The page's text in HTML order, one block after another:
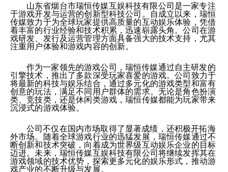
山东省烟台市瑞恒传媒互娱科技有限公司是一家专注
于游戏开发与运营的创新型科技公司。自成立以来，瑞恒
传媒致力于为全球玩家提供高质量的互动娱乐体验，凭借
着丰富的行业经验和技术积累，迅速崭露头角。公司在游
戏研发、发行及运营管理方面具备强大的技术支持，尤其
注重用户体验和游戏内容的创新。
作为一家领先的游戏公司，瑞恒传媒通过自主研发的
引擎技术，推出了多款深受玩家喜爱的游戏。公司致力于
将最新的科技与娱乐结合，通过多元化的游戏类型和富有
创意的玩法，满足不同用户群体的需求。无论是角色扮演
类、竞技类，还是休闲类游戏，瑞恒传媒都能为玩家带来
沉浸式的游戏体验。
公司不仅在国内市场取得了显著成绩，还积极开拓海
外市场。随着全球游戏行业的迅猛发展，瑞恒传媒通过不
断创新和技术突破，向着成为世界级互动娱乐企业的目标
迈进。未来，瑞恒传媒互娱科技有限公司将继续发挥其在
游戏领域的技术优势，探索更多元化的娱乐形式，推动游
戏产业的不断升级与发展。